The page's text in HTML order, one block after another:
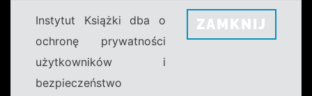
Instytut Książki dba o
ochronę prywatności
użytkowników i
bezpieczeństwo
ZAMKNIJ